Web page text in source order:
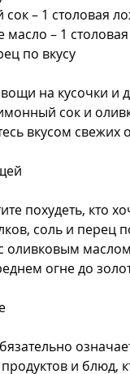
– 1 столовая
масло – 1
по вкусу
на кусочки и
сок и
вкусом свежих
похудеть, кто
соль и перец
оливковым
огне до
и блюд,